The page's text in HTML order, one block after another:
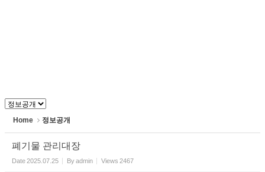
Home 정보공개
폐기물 관리대장
Date2025.07.25 Byadmin Views 2467